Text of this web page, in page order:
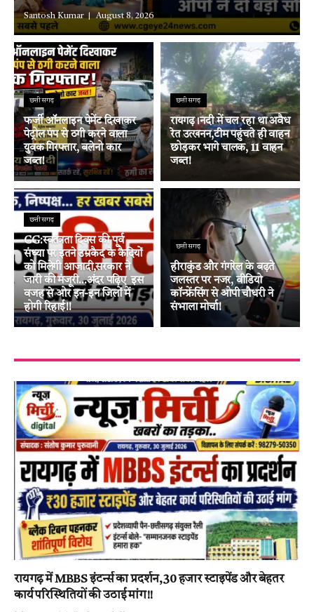
Santosh Kumar August 8, 2026
छत्तीसगढ़
फर्जी ऑनलाइन पेमेंट दिखाकर
पेट्रोल पंप से ठगी करने वाला
युवक गिरफ्तार, बलेनो कार
जब्त!
छत्तीसगढ़
रायगढ़।नदी में चल रहा था अवैध
रेत उत्खनन,टीम पहुंचते ही वाहन
छोड़कर भागे चालक, 11 वाहन
जब्त!
छत्तीसगढ़
CG:स्वतंत्रता दिवस की पूर्व
संध्या पर इतने उम्रकैद के कैदियों
को मिलेगी आजादी,सरकार ने
जारी की मंजूरी…अंदर पढ़िए इस
वजह से ओर इन-इन जिलों में
होगी रिहाई!!
छत्तीसगढ़
हीराकुंड और गंगरेल के बढ़ते
जलस्तर पर नजर, वीडियो
कॉन्फ्रेंसिंग से ओपी चौधरी ने
संभाला मोर्चा!
रायगढ़ में MBBS इंटर्न्स का प्रदर्शन,30 हजार स्टाइपेंड और बेहतर
कार्य परिस्थितियों की उठाई मांग!!